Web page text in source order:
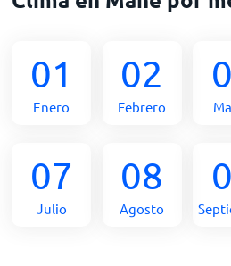
01
Enero
02
Febrero
07
Julio
08
Agosto